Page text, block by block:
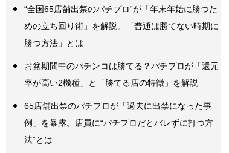
“全国65店舗出禁のパチプロ”が「年末年始に勝つた
めの立ち回り術」を解説。「普通は勝てない時期に
勝つ方法」とは
お盆期間中のパチンコは勝てる？パチプロが「還元
率が高い2機種」と「勝てる店の特徴」を解説
65店舗出禁のパチプロが「過去に出禁になった事
例」を暴露。店員に“パチプロだとバレずに打つ方
法”とは